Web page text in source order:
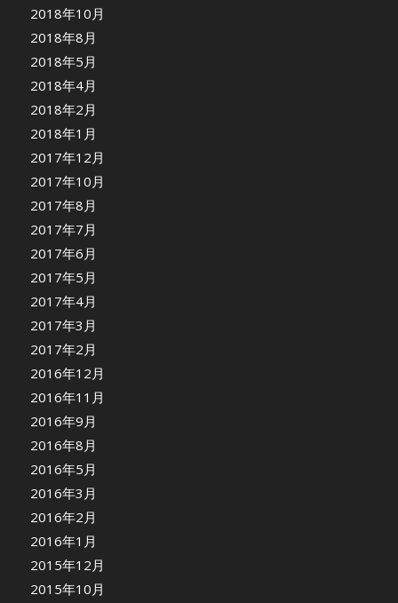
2018年10月
2018年8月
2018年5月
2018年4月
2018年2月
2018年1月
2017年12月
2017年10月
2017年8月
2017年7月
2017年6月
2017年5月
2017年4月
2017年3月
2017年2月
2016年12月
2016年11月
2016年9月
2016年8月
2016年5月
2016年3月
2016年2月
2016年1月
2015年12月
2015年10月